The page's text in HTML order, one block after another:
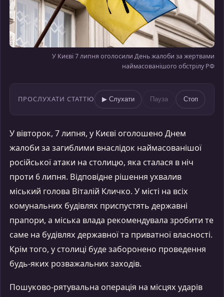
У Києві 7 липня оголосили День жалоби за жертвами
наймасованішого обстрілу РФ
ПРОСЛУХАТИ СТАТТЮ ▶ Слухати Пауза Стоп
У вівторок, 7 липня, у Києві оголошено Днем
жалоби за загиблими внаслідок наймасованішої
російської атаки на столицю, яка сталася в ніч
проти 6 липня. Відповідне рішення ухвалив
міський голова Віталій Кличко. У місті на всіх
комунальних будівлях приспустять державні
прапори, а міська влада рекомендувала зробити те
саме на будівлях державної та приватної власності.
Крім того, у столиці буде заборонено проведення
будь-яких розважальних заходів.
Пошуково-рятувальна операція на місцях ударів